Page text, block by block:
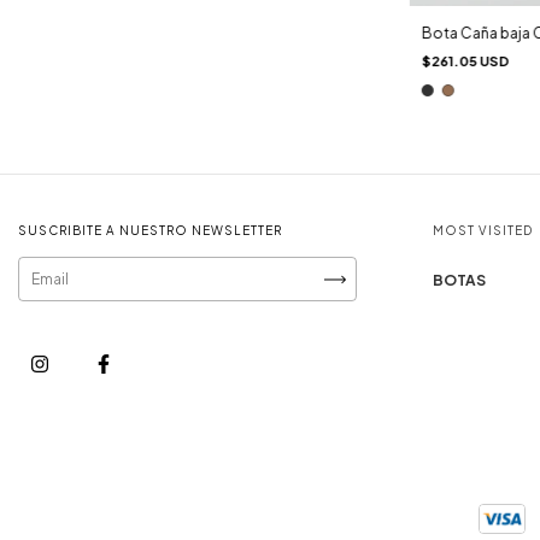
Bota Caña baja
$261.05 USD
SUSCRIBITE A NUESTRO NEWSLETTER MOST VISITED
BOTAS